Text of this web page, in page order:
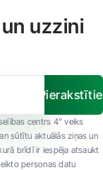
uzzini
centrs 4” veiks
sūtītu aktuālās ziņas un
brīdī ir iespēja atsaukt
personas datu